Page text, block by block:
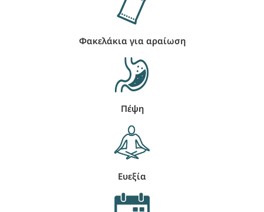
Φακελάκια για αραίωση
Πέψη
Ευεξία